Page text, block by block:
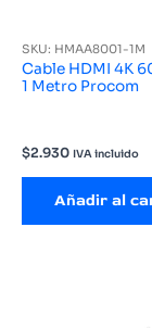
SKU: HMAA8001-1M
Cable HDMI 4K
1 Metro Procom
$2.930 IVA incluido
Añadir al